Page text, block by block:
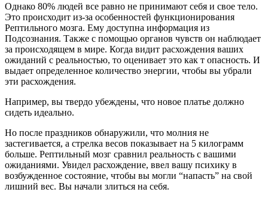
Однако 80% людей все равно не принимают себя и свое тело.
Это происходит из-за особенностей функционирования
Рептильного мозга. Ему доступна информация из
Подсознания. Также с помощью органов чувств он наблюдает
за происходящем в мире. Когда видит расхождения ваших
ожиданий с реальностью, то оценивает это как т опасность. И
выдает определенное количество энергии, чтобы вы убрали
эти расхождения.
Например, вы твердо убеждены, что новое платье должно
сидеть идеально.
Но после праздников обнаружили, что молния не
застегивается, а стрелка весов показывает на 5 килограмм
больше. Рептильный мозг сравнил реальность с вашими
ожиданиями. Увидел расхождение, ввел вашу психику в
возбужденное состояние, чтобы вы могли “напасть” на свой
лишний вес. Вы начали злиться на себя.